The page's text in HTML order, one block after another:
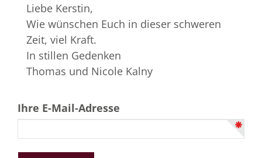
Liebe Kerstin,
Wie wünschen Euch in dieser schweren
Zeit, viel Kraft.
In stillen Gedenken
Thomas und Nicole Kalny
Ihre E-Mail-Adresse